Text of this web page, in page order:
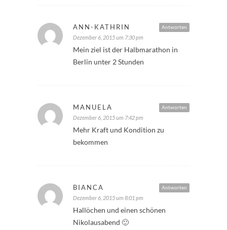
Antworten
ANN-KATHRIN
Dezember 6, 2015 um 7:30 pm
Mein ziel ist der Halbmarathon in
Berlin unter 2 Stunden
Antworten
MANUELA
Dezember 6, 2015 um 7:42 pm
Mehr Kraft und Kondition zu
bekommen
Antworten
BIANCA
Dezember 6, 2015 um 8:01 pm
Hallöchen und einen schönen
Nikolausabend 🙂